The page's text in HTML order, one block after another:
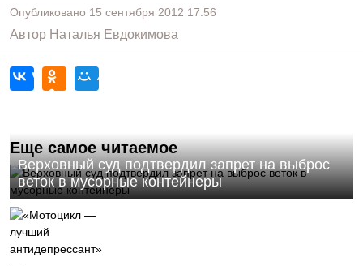
Опубликовано 15 сентября 2012 17:56
Автор Наталья Евдокимова
Еще самое читаемое
Верховный суд подтвердил запрет на выброс
веток в мусорные контейнеры